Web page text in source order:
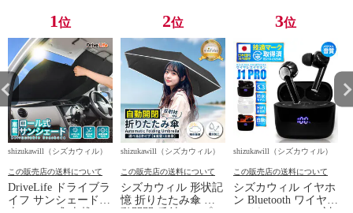
1位
shizukawill（シズカウィル）
この販売店の送料について
DriveLife ドライブラ
イフ サンシェード
2位
shizukawill（シズカウィル）
この販売店の送料について
シズカウィル 形状記
憶 折りたたみ傘 自
3位
shizukawill（シズカウィル）
この販売店の送料について
シズカウィル イヤホ
ン Bluetooth ワイヤレ